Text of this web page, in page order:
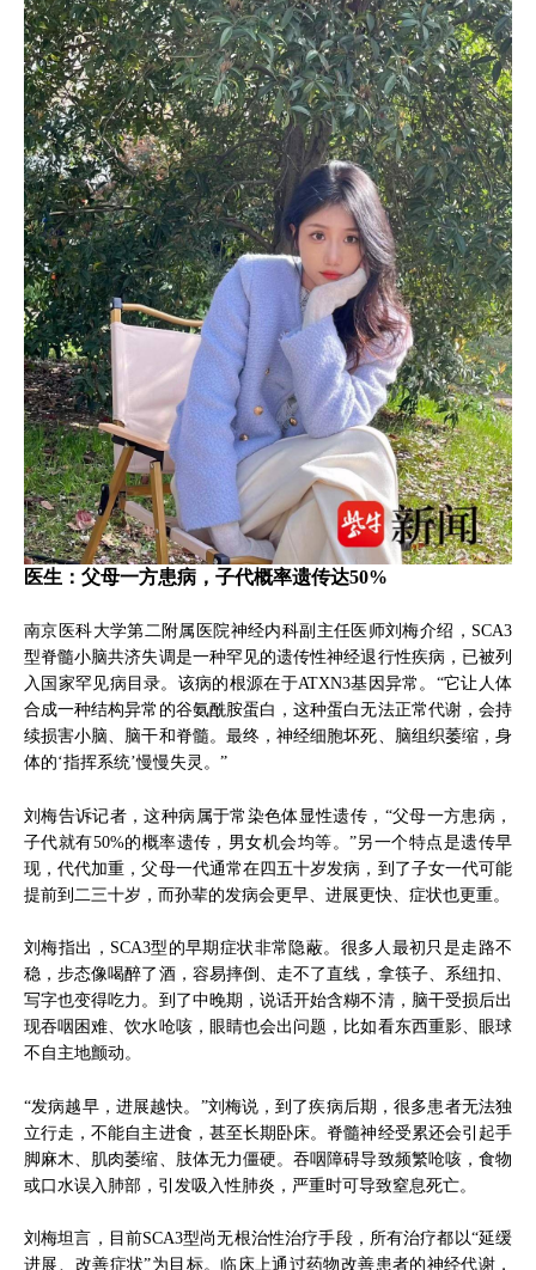
医生：父母一方患病，子代概率遗传达50%
南京医科大学第二附属医院神经内科副主任医师刘梅介绍，SCA3
型脊髓小脑共济失调是一种罕见的遗传性神经退行性疾病，已被列
入国家罕见病目录。该病的根源在于ATXN3基因异常。“它让人体
合成一种结构异常的谷氨酰胺蛋白，这种蛋白无法正常代谢，会持
续损害小脑、脑干和脊髓。最终，神经细胞坏死、脑组织萎缩，身
体的‘指挥系统’慢慢失灵。”
刘梅告诉记者，这种病属于常染色体显性遗传，“父母一方患病，
子代就有50%的概率遗传，男女机会均等。”另一个特点是遗传早
现，代代加重，父母一代通常在四五十岁发病，到了子女一代可能
提前到二三十岁，而孙辈的发病会更早、进展更快、症状也更重。
刘梅指出，SCA3型的早期症状非常隐蔽。很多人最初只是走路不
稳，步态像喝醉了酒，容易摔倒、走不了直线，拿筷子、系纽扣、
写字也变得吃力。到了中晚期，说话开始含糊不清，脑干受损后出
现吞咽困难、饮水呛咳，眼睛也会出问题，比如看东西重影、眼球
不自主地颤动。
“发病越早，进展越快。”刘梅说，到了疾病后期，很多患者无法独
立行走，不能自主进食，甚至长期卧床。脊髓神经受累还会引起手
脚麻木、肌肉萎缩、肢体无力僵硬。吞咽障碍导致频繁呛咳，食物
或口水误入肺部，引发吸入性肺炎，严重时可导致窒息死亡。
刘梅坦言，目前SCA3型尚无根治性治疗手段，所有治疗都以“延缓
进展、改善症状”为目标。临床上通过药物改善患者的神经代谢，